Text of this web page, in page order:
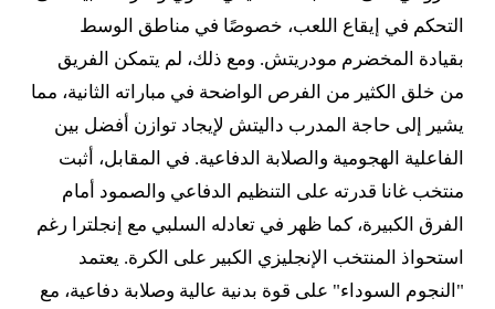
التحكم في إيقاع اللعب، خصوصًا في مناطق الوسط
بقيادة المخضرم مودريتش. ومع ذلك، لم يتمكن الفريق
من خلق الكثير من الفرص الواضحة في مباراته الثانية، مما
يشير إلى حاجة المدرب داليتش لإيجاد توازن أفضل بين
الفاعلية الهجومية والصلابة الدفاعية. في المقابل، أثبت
منتخب غانا قدرته على التنظيم الدفاعي والصمود أمام
الفرق الكبيرة، كما ظهر في تعادله السلبي مع إنجلترا رغم
استحواذ المنتخب الإنجليزي الكبير على الكرة. يعتمد
"النجوم السوداء" على قوة بدنية عالية وصلابة دفاعية، مع